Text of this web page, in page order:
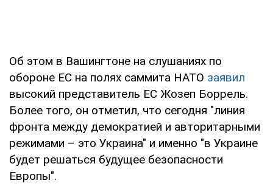
Об этом в Вашингтоне на слушаниях по
обороне ЕС на полях саммита НАТО заявил
высокий представитель ЕС Жозеп Боррель.
Более того, он отметил, что сегодня "линия
фронта между демократией и авторитарными
режимами – это Украина" и именно "в Украине
будет решаться будущее безопасности
Европы".